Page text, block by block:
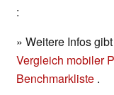
:
» Weitere Infos
Vergleich mobiler
Benchmarkliste .